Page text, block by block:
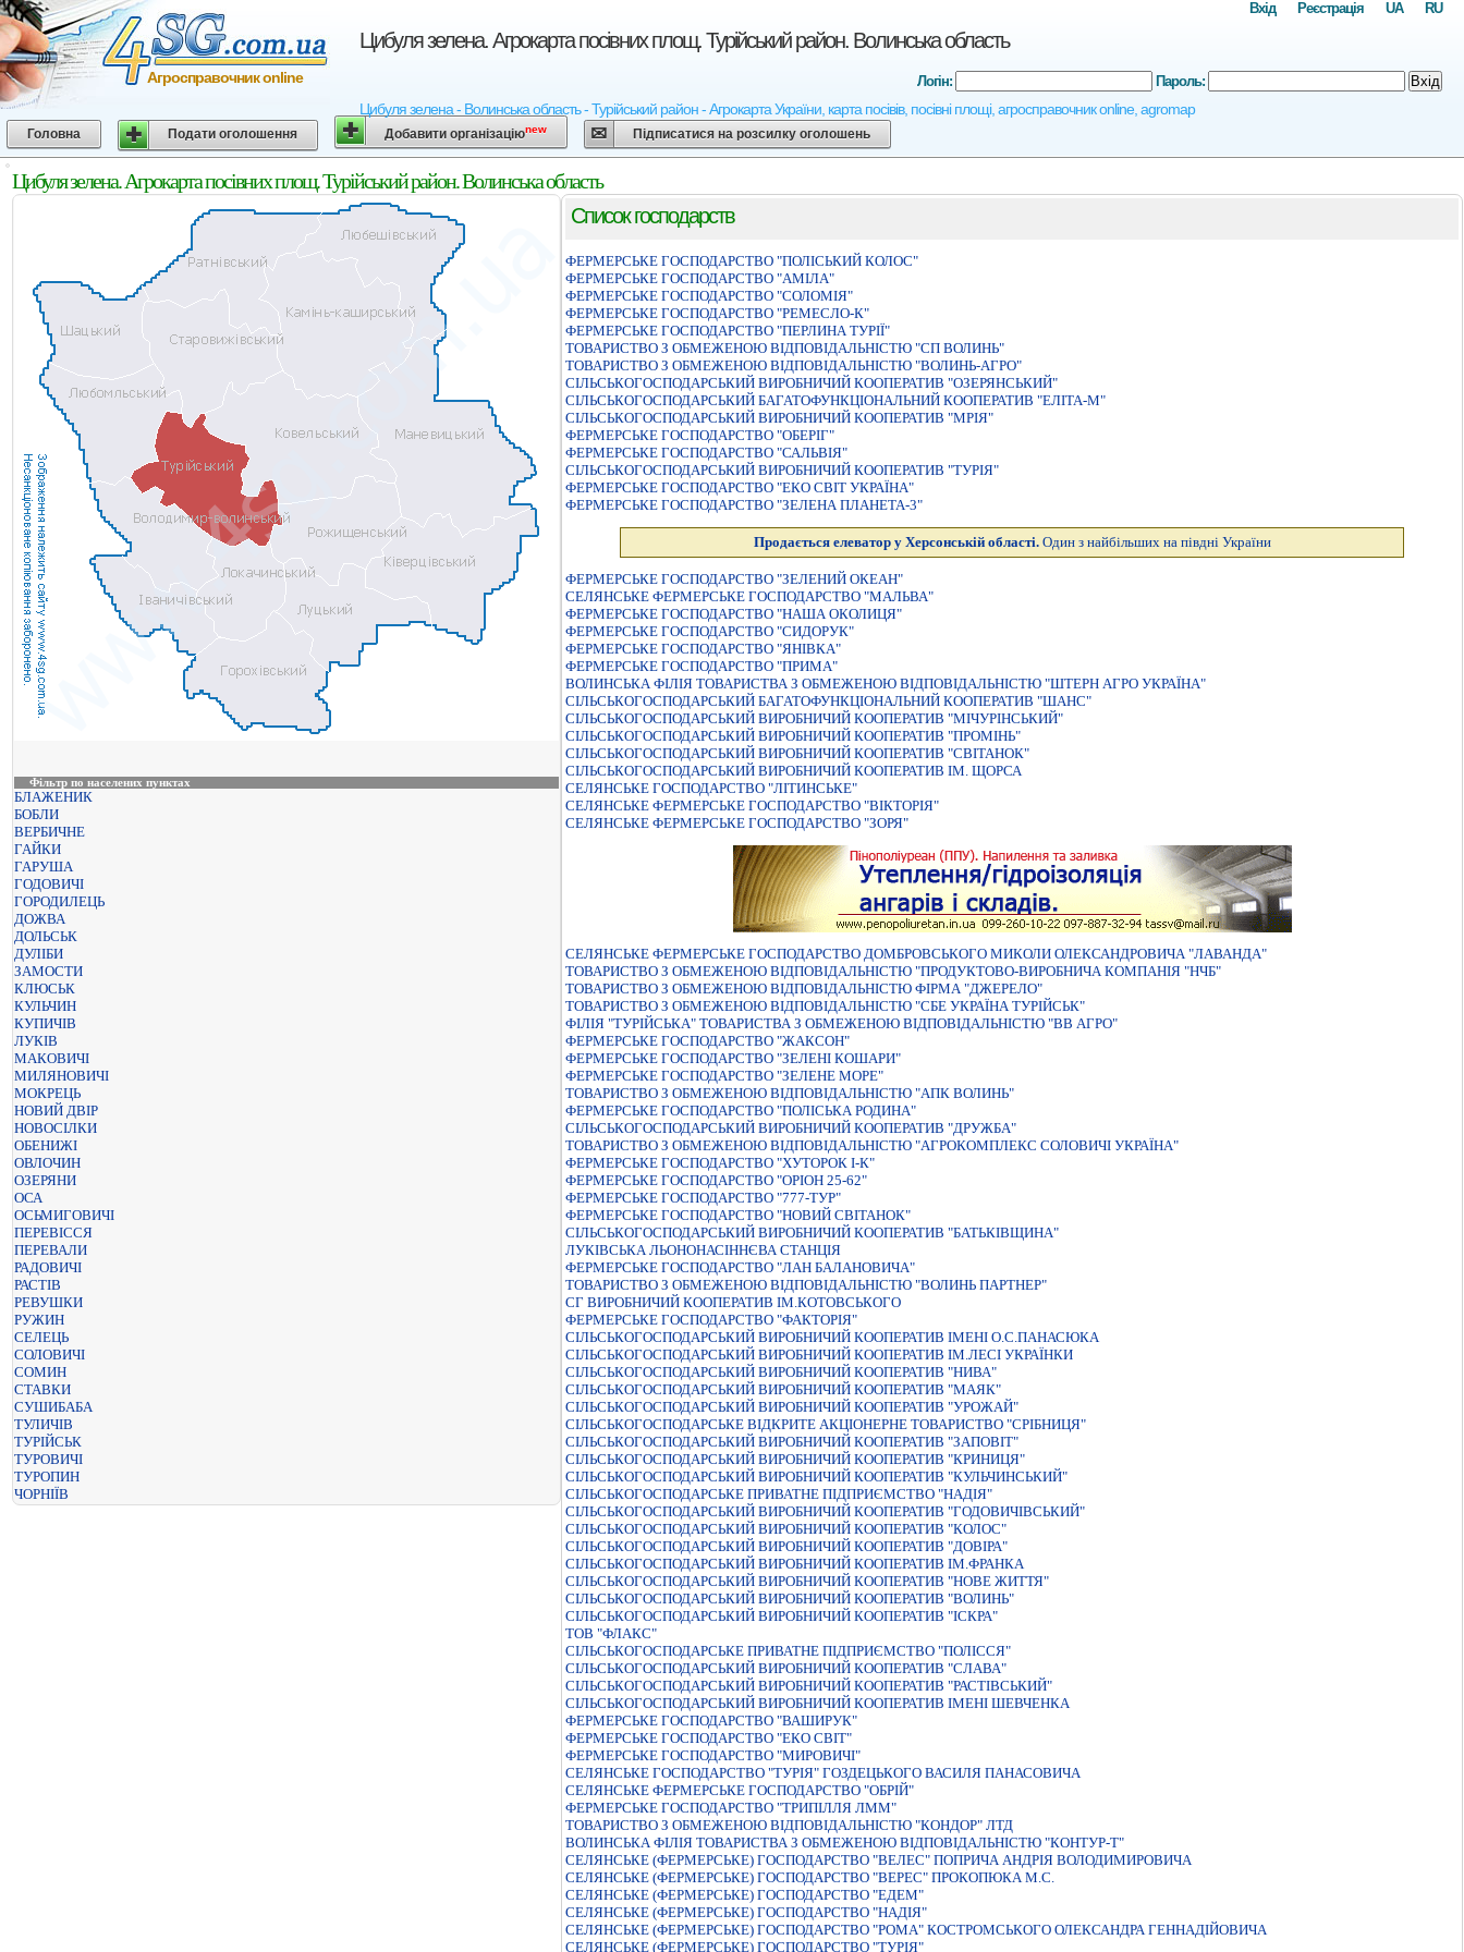
Цибуля зелена. Агрокарта посівних площ. Турійський район. Волинська область
Цибуля зелена - Волинська область - Турійський район - Агрокарта України, карта посівів, посівні площі, агросправочник online, agromap
Агросправочник online
RU
UA
Реєстрація
Вхід
Логін: Пароль: Вхід
Головна Подати оголошення Добавити організаціюnew Підписатися на розсилку оголошень
Цибуля зелена. Агрокарта посівних площ. Турійський район. Волинська область
Фільтр по населених пунктах
БЛАЖЕНИК
БОБЛИ
ВЕРБИЧНЕ
ГАЙКИ
ГАРУША
ГОДОВИЧІ
ГОРОДИЛЕЦЬ
ДОЖВА
ДОЛЬСЬК
ДУЛІБИ
ЗАМОСТИ
КЛЮСЬК
КУЛЬЧИН
КУПИЧІВ
ЛУКІВ
МАКОВИЧІ
МИЛЯНОВИЧІ
МОКРЕЦЬ
НОВИЙ ДВІР
НОВОСІЛКИ
ОБЕНИЖІ
ОВЛОЧИН
ОЗЕРЯНИ
ОСА
ОСЬМИГОВИЧІ
ПЕРЕВІССЯ
ПЕРЕВАЛИ
РАДОВИЧІ
РАСТІВ
РЕВУШКИ
РУЖИН
СЕЛЕЦЬ
СОЛОВИЧІ
СОМИН
СТАВКИ
СУШИБАБА
ТУЛИЧІВ
ТУРІЙСЬК
ТУРОВИЧІ
ТУРОПИН
ЧОРНІЇВ
Список господарств
ФЕРМЕРСЬКЕ ГОСПОДАРСТВО "ПОЛIСЬКИЙ КОЛОС"
ФЕРМЕРСЬКЕ ГОСПОДАРСТВО "АМIЛА"
ФЕРМЕРСЬКЕ ГОСПОДАРСТВО "СОЛОМIЯ"
ФЕРМЕРСЬКЕ ГОСПОДАРСТВО "РЕМЕСЛО-К"
ФЕРМЕРСЬКЕ ГОСПОДАРСТВО "ПЕРЛИНА ТУРІЇ"
ТОВАРИСТВО З ОБМЕЖЕНОЮ ВIДПОВIДАЛЬНIСТЮ "СП ВОЛИНЬ"
ТОВАРИСТВО З ОБМЕЖЕНОЮ ВIДПОВIДАЛЬНIСТЮ "ВОЛИНЬ-АГРО"
СIЛЬСЬКОГОСПОДАРСЬКИЙ ВИРОБНИЧИЙ КООПЕРАТИВ "ОЗЕРЯНСЬКИЙ"
СIЛЬСЬКОГОСПОДАРСЬКИЙ БАГАТОФУНКЦIОНАЛЬНИЙ КООПЕРАТИВ "ЕЛIТА-М"
СIЛЬСЬКОГОСПОДАРСЬКИЙ ВИРОБНИЧИЙ КООПЕРАТИВ "МРIЯ"
ФЕРМЕРСЬКЕ ГОСПОДАРСТВО "ОБЕРIГ"
ФЕРМЕРСЬКЕ ГОСПОДАРСТВО "САЛЬВIЯ"
СІЛЬСЬКОГОСПОДАРСЬКИЙ ВИРОБНИЧИЙ КООПЕРАТИВ "ТУРІЯ"
ФЕРМЕРСЬКЕ ГОСПОДАРСТВО "ЕКО СВIТ УКРАЇНА"
ФЕРМЕРСЬКЕ ГОСПОДАРСТВО "ЗЕЛЕНА ПЛАНЕТА-3"
Продається елеватор у Херсонській області. Один з найбільших на півдні України
ФЕРМЕРСЬКЕ ГОСПОДАРСТВО "ЗЕЛЕНИЙ ОКЕАН"
СЕЛЯНСЬКЕ ФЕРМЕРСЬКЕ ГОСПОДАРСТВО "МАЛЬВА"
ФЕРМЕРСЬКЕ ГОСПОДАРСТВО "НАША ОКОЛИЦЯ"
ФЕРМЕРСЬКЕ ГОСПОДАРСТВО "СИДОРУК"
ФЕРМЕРСЬКЕ ГОСПОДАРСТВО "ЯНIВКА"
ФЕРМЕРСЬКЕ ГОСПОДАРСТВО "ПРИМА"
ВОЛИНСЬКА ФІЛІЯ ТОВАРИСТВА З ОБМЕЖЕНОЮ ВІДПОВІДАЛЬНІСТЮ "ШТЕРН АГРО УКРАЇНА"
СIЛЬСЬКОГОСПОДАРСЬКИЙ БАГАТОФУНКЦIОНАЛЬНИЙ КООПЕРАТИВ "ШАНС"
СIЛЬСЬКОГОСПОДАРСЬКИЙ ВИРОБНИЧИЙ КООПЕРАТИВ "МIЧУРIНСЬКИЙ"
СIЛЬСЬКОГОСПОДАРСЬКИЙ ВИРОБНИЧИЙ КООПЕРАТИВ "ПРОМIНЬ"
СIЛЬСЬКОГОСПОДАРСЬКИЙ ВИРОБНИЧИЙ КООПЕРАТИВ "СВIТАНОК"
СIЛЬСЬКОГОСПОДАРСЬКИЙ ВИРОБНИЧИЙ КООПЕРАТИВ IМ. ЩОРСА
СЕЛЯНСЬКЕ ГОСПОДАРСТВО "ЛIТИНСЬКЕ"
СЕЛЯНСЬКЕ ФЕРМЕРСЬКЕ ГОСПОДАРСТВО "ВIКТОРIЯ"
СЕЛЯНСЬКЕ ФЕРМЕРСЬКЕ ГОСПОДАРСТВО "ЗОРЯ"
СЕЛЯНСЬКЕ ФЕРМЕРСЬКЕ ГОСПОДАРСТВО ДОМБРОВСЬКОГО МИКОЛИ ОЛЕКСАНДРОВИЧА "ЛАВАНДА"
ТОВАРИСТВО З ОБМЕЖЕНОЮ ВIДПОВIДАЛЬНIСТЮ "ПРОДУКТОВО-ВИРОБНИЧА КОМПАНIЯ "НЧБ"
ТОВАРИСТВО З ОБМЕЖЕНОЮ ВIДПОВIДАЛЬНIСТЮ ФIРМА "ДЖЕРЕЛО"
ТОВАРИСТВО З ОБМЕЖЕНОЮ ВІДПОВІДАЛЬНІСТЮ "СБЕ УКРАЇНА ТУРІЙСЬК"
ФІЛІЯ "ТУРІЙСЬКА" ТОВАРИСТВА З ОБМЕЖЕНОЮ ВІДПОВІДАЛЬНІСТЮ "ВВ АГРО"
ФЕРМЕРСЬКЕ ГОСПОДАРСТВО "ЖАКСОН"
ФЕРМЕРСЬКЕ ГОСПОДАРСТВО "ЗЕЛЕНІ КОШАРИ"
ФЕРМЕРСЬКЕ ГОСПОДАРСТВО "ЗЕЛЕНЕ МОРЕ"
ТОВАРИСТВО З ОБМЕЖЕНОЮ ВIДПОВIДАЛЬНIСТЮ "АПК ВОЛИНЬ"
ФЕРМЕРСЬКЕ ГОСПОДАРСТВО "ПОЛІСЬКА РОДИНА"
СІЛЬСЬКОГОСПОДАРСЬКИЙ ВИРОБНИЧИЙ КООПЕРАТИВ "ДРУЖБА"
ТОВАРИСТВО З ОБМЕЖЕНОЮ ВІДПОВІДАЛЬНІСТЮ "АГРОКОМПЛЕКС СОЛОВИЧІ УКРАЇНА"
ФЕРМЕРСЬКЕ ГОСПОДАРСТВО "ХУТОРОК І-К"
ФЕРМЕРСЬКЕ ГОСПОДАРСТВО "ОРІОН 25-62"
ФЕРМЕРСЬКЕ ГОСПОДАРСТВО "777-ТУР"
ФЕРМЕРСЬКЕ ГОСПОДАРСТВО "НОВИЙ СВIТАНОК"
СIЛЬСЬКОГОСПОДАРСЬКИЙ ВИРОБНИЧИЙ КООПЕРАТИВ "БАТЬКIВЩИНА"
ЛУКIВСЬКА ЛЬОНОНАСIННЄВА СТАНЦIЯ
ФЕРМЕРСЬКЕ ГОСПОДАРСТВО "ЛАН БАЛАНОВИЧА"
ТОВАРИСТВО З ОБМЕЖЕНОЮ ВIДПОВIДАЛЬНIСТЮ "ВОЛИНЬ ПАРТНЕР"
СГ ВИРОБНИЧИЙ КООПЕРАТИВ ІМ.КОТОВСЬКОГО
ФЕРМЕРСЬКЕ ГОСПОДАРСТВО "ФАКТОРIЯ"
СІЛЬСЬКОГОСПОДАРСЬКИЙ ВИРОБНИЧИЙ КООПЕРАТИВ ІМЕНІ О.С.ПАНАСЮКА
СІЛЬСЬКОГОСПОДАРСЬКИЙ ВИРОБНИЧИЙ КООПЕРАТИВ ІМ.ЛЕСІ УКРАЇНКИ
СIЛЬСЬКОГОСПОДАРСЬКИЙ ВИРОБНИЧИЙ КООПЕРАТИВ "НИВА"
СІЛЬСЬКОГОСПОДАРСЬКИЙ ВИРОБНИЧИЙ КООПЕРАТИВ "МАЯК"
СIЛЬСЬКОГОСПОДАРСЬКИЙ ВИРОБНИЧИЙ КООПЕРАТИВ "УРОЖАЙ"
СIЛЬСЬКОГОСПОДАРСЬКЕ ВIДКРИТЕ АКЦIОНЕРНЕ ТОВАРИСТВО "СРIБНИЦЯ"
СIЛЬСЬКОГОСПОДАРСЬКИЙ ВИРОБНИЧИЙ КООПЕРАТИВ "ЗАПОВIТ"
СIЛЬСЬКОГОСПОДАРСЬКИЙ ВИРОБНИЧИЙ КООПЕРАТИВ "КРИНИЦЯ"
СІЛЬСЬКОГОСПОДАРСЬКИЙ ВИРОБНИЧИЙ КООПЕРАТИВ "КУЛЬЧИНСЬКИЙ"
СIЛЬСЬКОГОСПОДАРСЬКЕ ПРИВАТНЕ ПIДПРИЄМСТВО "НАДIЯ"
СIЛЬСЬКОГОСПОДАРСЬКИЙ ВИРОБНИЧИЙ КООПЕРАТИВ "ГОДОВИЧIВСЬКИЙ"
СІЛЬСЬКОГОСПОДАРСЬКИЙ ВИРОБНИЧИЙ КООПЕРАТИВ "КОЛОС"
СІЛЬСЬКОГОСПОДАРСЬКИЙ ВИРОБНИЧИЙ КООПЕРАТИВ "ДОВІРА"
СIЛЬСЬКОГОСПОДАРСЬКИЙ ВИРОБНИЧИЙ КООПЕРАТИВ IМ.ФРАНКА
СIЛЬСЬКОГОСПОДАРСЬКИЙ ВИРОБНИЧИЙ КООПЕРАТИВ "НОВЕ ЖИТТЯ"
СІЛЬСЬКОГОСПОДАРСЬКИЙ ВИРОБНИЧИЙ КООПЕРАТИВ "ВОЛИНЬ"
СІЛЬСЬКОГОСПОДАРСЬКИЙ ВИРОБНИЧИЙ КООПЕРАТИВ "ІСКРА"
ТОВ "ФЛАКС"
СIЛЬСЬКОГОСПОДАРСЬКЕ ПРИВАТНЕ ПIДПРИЄМСТВО "ПОЛIССЯ"
СІЛЬСЬКОГОСПОДАРСЬКИЙ ВИРОБНИЧИЙ КООПЕРАТИВ "СЛАВА"
СІЛЬСЬКОГОСПОДАРСЬКИЙ ВИРОБНИЧИЙ КООПЕРАТИВ "РАСТІВСЬКИЙ"
СІЛЬСЬКОГОСПОДАРСЬКИЙ ВИРОБНИЧИЙ КООПЕРАТИВ ІМЕНІ ШЕВЧЕНКА
ФЕРМЕРСЬКЕ ГОСПОДАРСТВО "ВАШИРУК"
ФЕРМЕРСЬКЕ ГОСПОДАРСТВО "ЕКО СВIТ"
ФЕРМЕРСЬКЕ ГОСПОДАРСТВО "МИРОВИЧІ"
СЕЛЯНСЬКЕ ГОСПОДАРСТВО "ТУРIЯ" ГОЗДЕЦЬКОГО ВАСИЛЯ ПАНАСОВИЧА
СЕЛЯНСЬКЕ ФЕРМЕРСЬКЕ ГОСПОДАРСТВО "ОБРIЙ"
ФЕРМЕРСЬКЕ ГОСПОДАРСТВО "ТРИПІЛЛЯ ЛММ"
ТОВАРИСТВО З ОБМЕЖЕНОЮ ВIДПОВIДАЛЬНIСТЮ "КОНДОР" ЛТД
ВОЛИНСЬКА ФIЛIЯ ТОВАРИСТВА З ОБМЕЖЕНОЮ ВIДПОВIДАЛЬНIСТЮ "КОНТУР-Т"
СЕЛЯНСЬКЕ (ФЕРМЕРСЬКЕ) ГОСПОДАРСТВО "ВЕЛЕС" ПОПРИЧА АНДРIЯ ВОЛОДИМИРОВИЧА
СЕЛЯНСЬКЕ (ФЕРМЕРСЬКЕ) ГОСПОДАРСТВО "ВЕРЕС" ПРОКОПЮКА М.С.
СЕЛЯНСЬКЕ (ФЕРМЕРСЬКЕ) ГОСПОДАРСТВО "ЕДЕМ"
СЕЛЯНСЬКЕ (ФЕРМЕРСЬКЕ) ГОСПОДАРСТВО "НАДIЯ"
СЕЛЯНСЬКЕ (ФЕРМЕРСЬКЕ) ГОСПОДАРСТВО "РОМА" КОСТРОМСЬКОГО ОЛЕКСАНДРА ГЕННАДIЙОВИЧА
СЕЛЯНСЬКЕ (ФЕРМЕРСЬКЕ) ГОСПОДАРСТВО "ТУРIЯ"